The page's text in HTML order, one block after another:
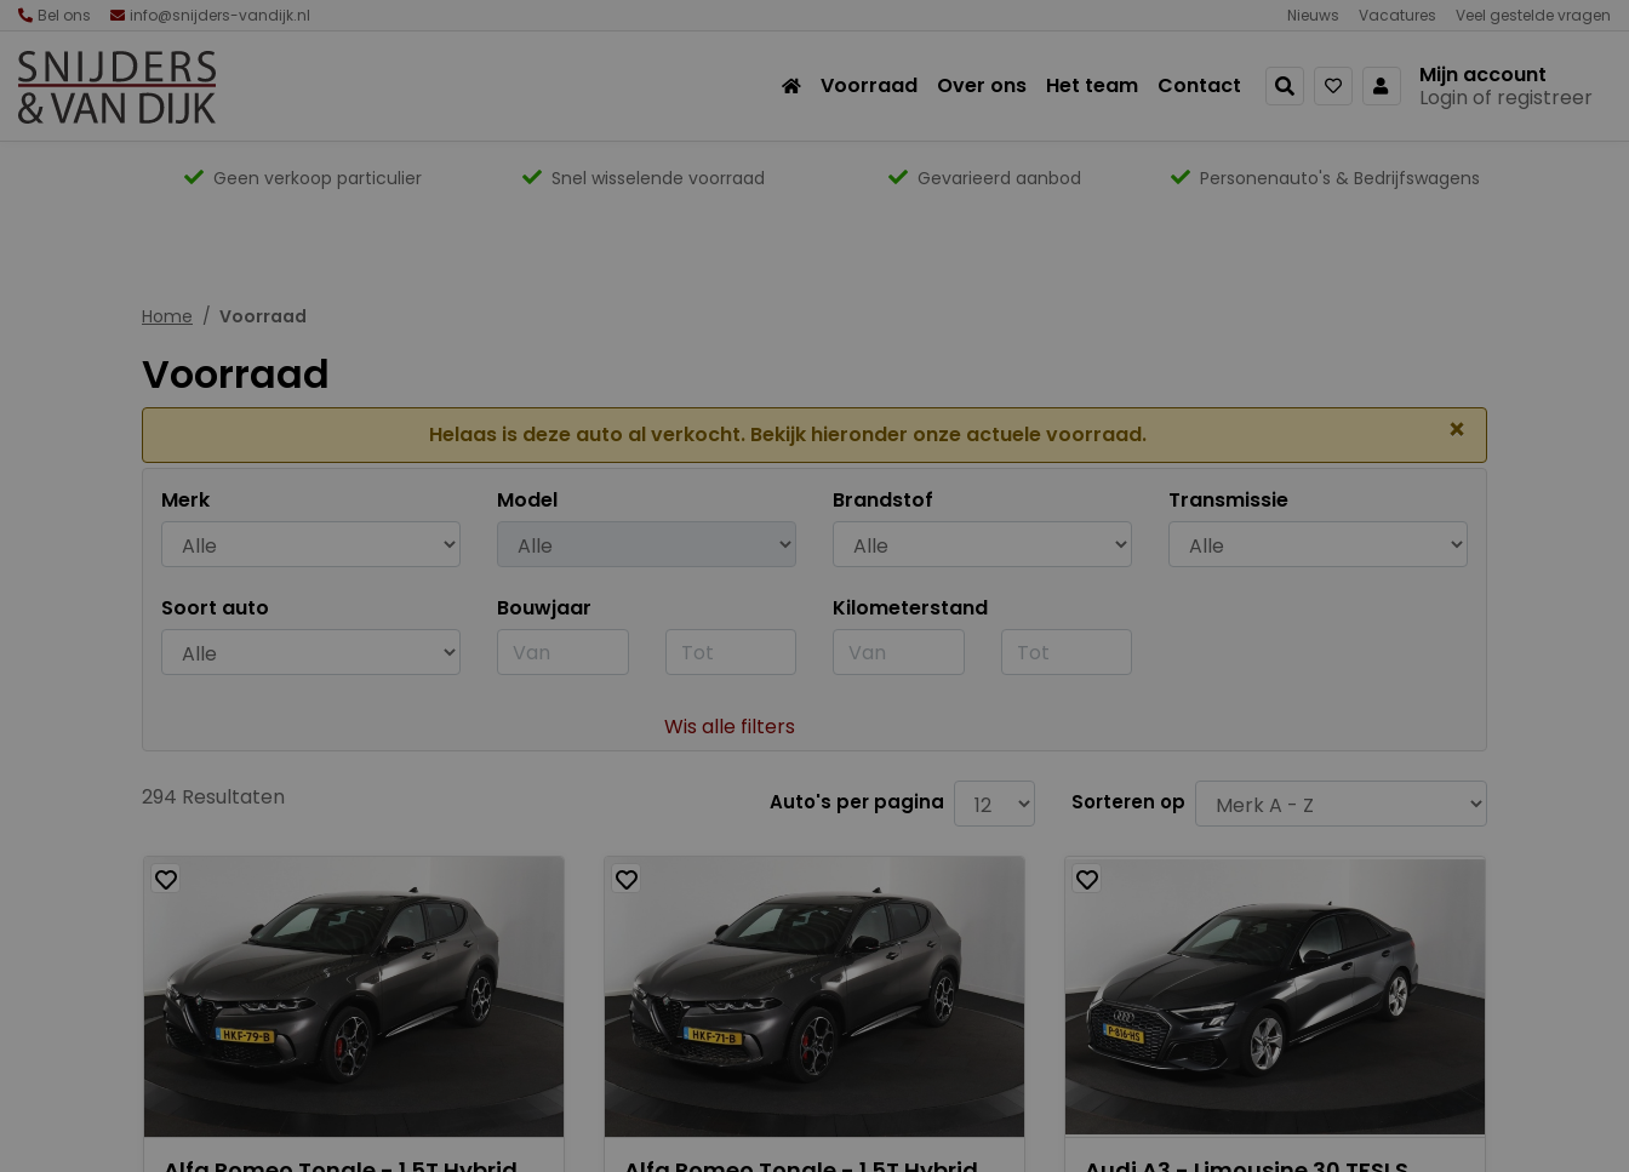
Bel ons info@snijders-vandijk.nl Nieuws Vacatures Veel gestelde vragen
Voorraad Over ons Het team Contact
Mijn account
Login of registreer
Geen verkoop particulier Snel wisselende voorraad Gevarieerd aanbod Personenauto's & Bedrijfswagens
Home Voorraad
Voorraad
Helaas is deze auto al verkocht. Bekijk hieronder onze actuele voorraad. ×
Merk Model Brandstof Transmissie
Soort auto Bouwjaar Kilometerstand
Wis alle filters
294 Resultaten Auto's per pagina Sorteren op